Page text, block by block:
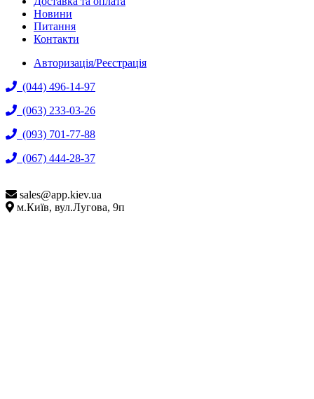
Новини
Питання
Контакти
Авторизація/Реєстрація
(044) 496-14-97
(063) 233-03-26
(093) 701-77-88
(067) 444-28-37
sales@app.kiev.ua
м.Київ, вул.Лугова, 9п